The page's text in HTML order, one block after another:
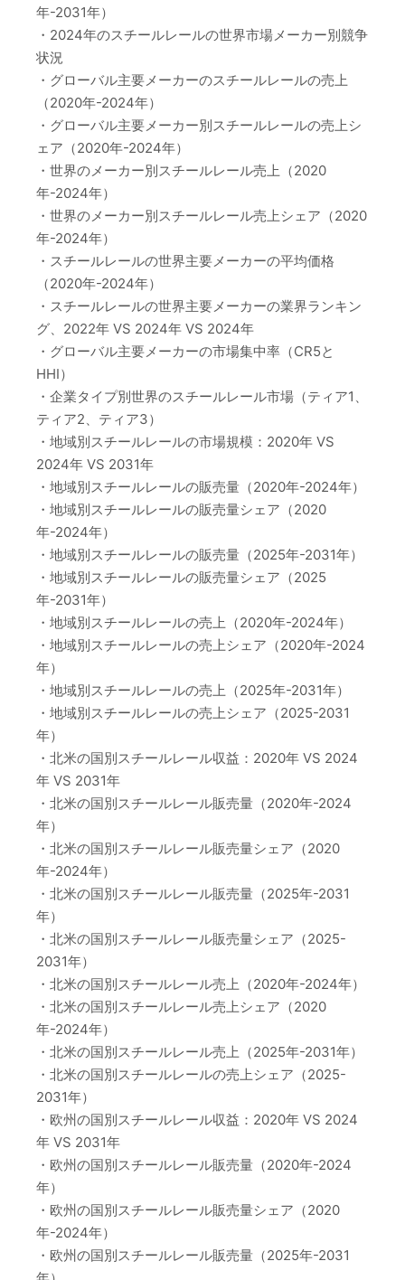
年-2031年）
・2024年のスチールレールの世界市場メーカー別競争
状況
・グローバル主要メーカーのスチールレールの売上
（2020年-2024年）
・グローバル主要メーカー別スチールレールの売上シ
ェア（2020年-2024年）
・世界のメーカー別スチールレール売上（2020
年-2024年）
・世界のメーカー別スチールレール売上シェア（2020
年-2024年）
・スチールレールの世界主要メーカーの平均価格
（2020年-2024年）
・スチールレールの世界主要メーカーの業界ランキン
グ、2022年 VS 2024年 VS 2024年
・グローバル主要メーカーの市場集中率（CR5と
HHI）
・企業タイプ別世界のスチールレール市場（ティア1、
ティア2、ティア3）
・地域別スチールレールの市場規模：2020年 VS
2024年 VS 2031年
・地域別スチールレールの販売量（2020年-2024年）
・地域別スチールレールの販売量シェア（2020
年-2024年）
・地域別スチールレールの販売量（2025年-2031年）
・地域別スチールレールの販売量シェア（2025
年-2031年）
・地域別スチールレールの売上（2020年-2024年）
・地域別スチールレールの売上シェア（2020年-2024
年）
・地域別スチールレールの売上（2025年-2031年）
・地域別スチールレールの売上シェア（2025-2031
年）
・北米の国別スチールレール収益：2020年 VS 2024
年 VS 2031年
・北米の国別スチールレール販売量（2020年-2024
年）
・北米の国別スチールレール販売量シェア（2020
年-2024年）
・北米の国別スチールレール販売量（2025年-2031
年）
・北米の国別スチールレール販売量シェア（2025-
2031年）
・北米の国別スチールレール売上（2020年-2024年）
・北米の国別スチールレール売上シェア（2020
年-2024年）
・北米の国別スチールレール売上（2025年-2031年）
・北米の国別スチールレールの売上シェア（2025-
2031年）
・欧州の国別スチールレール収益：2020年 VS 2024
年 VS 2031年
・欧州の国別スチールレール販売量（2020年-2024
年）
・欧州の国別スチールレール販売量シェア（2020
年-2024年）
・欧州の国別スチールレール販売量（2025年-2031